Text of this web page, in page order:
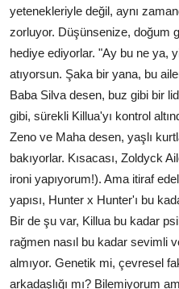
yetenekleriyle değil, aynı
zorluyor. Düşünsenize, doğum
hediye ediyorlar. "Ay bu ne ya,
atıyorsun. Şaka bir yana, bu
Baba Silva desen, buz gibi bir
gibi, sürekli Killua'yı kontrol
Zeno ve Maha desen, yaşlı
bakıyorlar. Kısacası, Zoldyck
ironi yapıyorum!). Ama itiraf
yapısı, Hunter x Hunter'ı bu
Bir de şu var, Killua bu kadar
rağmen nasıl bu kadar sevimli
almıyor. Genetik mi, çevresel
arkadaşlığı mı? Bilemiyorum